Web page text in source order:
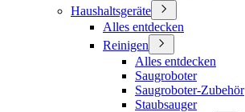
Haushaltsgeräte
Alles entdecken
Reinigen
Alles entdecken
Saugroboter
Saugroboter-Zubehör
Staubsauger